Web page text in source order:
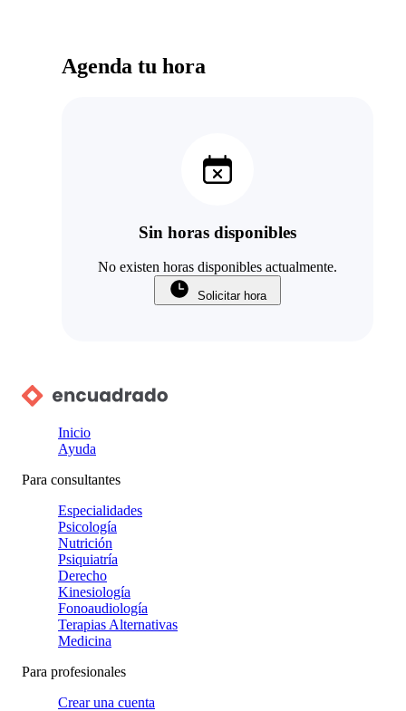
Agenda tu hora
Sin horas disponibles
No existen horas disponibles actualmente.
Solicitar hora
Inicio
Ayuda
Para consultantes
Especialidades
Psicología
Nutrición
Psiquiatría
Derecho
Kinesiología
Fonoaudiología
Terapias Alternativas
Medicina
Para profesionales
Crear una cuenta